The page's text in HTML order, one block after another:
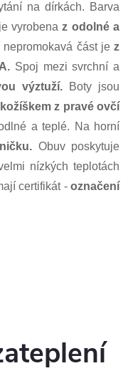
na dírkách. Barva
vyrobenaz odolné a
nepromokavá část je z
Spoj mezi svrchní a
výztuží.Boty jsou
z pravé ovčí
a teplé. Na horní
Obuv poskytuje
nízkých teplotách
certifikát -označení